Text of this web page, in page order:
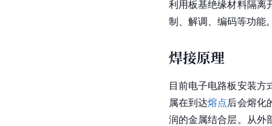
利用板基绝缘材料隔离
制、解调、编码等功能
焊接原理
目前电子电路板安装方
属在到达熔点后会熔化
润的金属结合层。从外